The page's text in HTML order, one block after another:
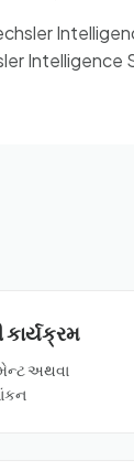
Intelligence
કાર્યક્રમ
અથવા